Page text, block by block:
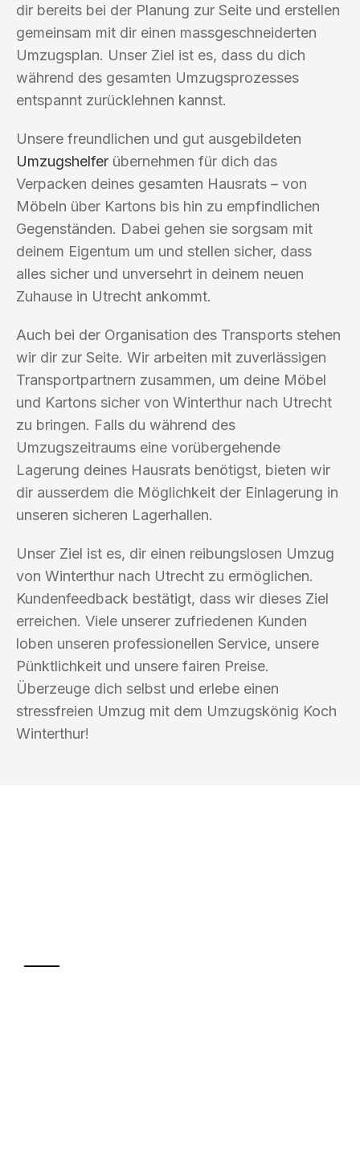
dir bereits bei der Planung zur Seite und erstellen
gemeinsam mit dir einen massgeschneiderten
Umzugsplan. Unser Ziel ist es, dass du dich
während des gesamten Umzugsprozesses
entspannt zurücklehnen kannst.
Unsere freundlichen und gut ausgebildeten
Umzugshelfer übernehmen für dich das
Verpacken deines gesamten Hausrats – von
Möbeln über Kartons bis hin zu empfindlichen
Gegenständen. Dabei gehen sie sorgsam mit
deinem Eigentum um und stellen sicher, dass
alles sicher und unversehrt in deinem neuen
Zuhause in Utrecht ankommt.
Auch bei der Organisation des Transports stehen
wir dir zur Seite. Wir arbeiten mit zuverlässigen
Transportpartnern zusammen, um deine Möbel
und Kartons sicher von Winterthur nach Utrecht
zu bringen. Falls du während des
Umzugszeitraums eine vorübergehende
Lagerung deines Hausrats benötigst, bieten wir
dir ausserdem die Möglichkeit der Einlagerung in
unseren sicheren Lagerhallen.
Unser Ziel ist es, dir einen reibungslosen Umzug
von Winterthur nach Utrecht zu ermöglichen.
Kundenfeedback bestätigt, dass wir dieses Ziel
erreichen. Viele unserer zufriedenen Kunden
loben unseren professionellen Service, unsere
Pünktlichkeit und unsere fairen Preise.
Überzeuge dich selbst und erlebe einen
stressfreien Umzug mit dem Umzugskönig Koch
Winterthur!